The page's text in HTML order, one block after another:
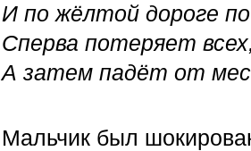
И по жёлтой дороге
Сперва потеряет
А затем падёт от
Мальчик был